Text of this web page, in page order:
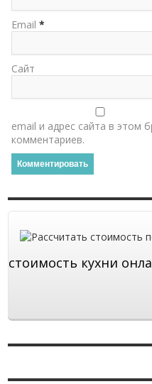
Email *
Сайт
email и адрес сайта в этом
комментариев.
стоимость кухни